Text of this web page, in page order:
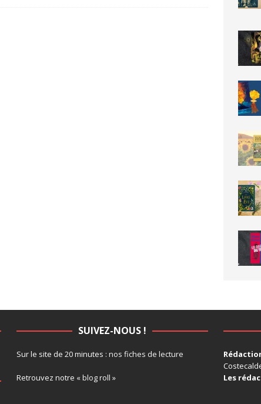
SUIVEZ-NOUS !
Sur le site de 20 minutes : nos fiches de lecture
Retrouvez notre « blog roll »
Les